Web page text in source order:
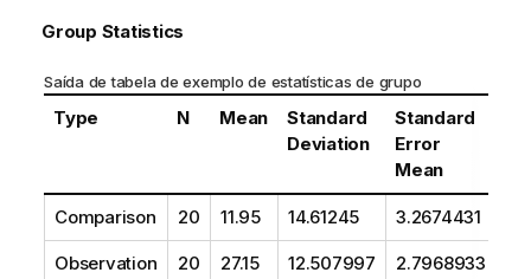
Group Statistics
Saída de tabela de exemplo de estatísticas de grupo
Type N Mean
Standard
Deviation
Standard
Error
Mean
Comparison 20 11.95 14.61245 3.2674431
Observation 20 27.15 12.507997 2.7968933